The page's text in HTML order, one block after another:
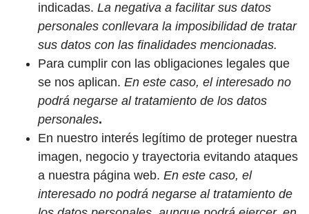
indicadas. La negativa a facilitar sus datos
personales conllevara la imposibilidad de tratar
sus datos con las finalidades mencionadas.
Para cumplir con las obligaciones legales que
se nos aplican. En este caso, el interesado no
podrá negarse al tratamiento de los datos
personales.
En nuestro interés legítimo de proteger nuestra
imagen, negocio y trayectoria evitando ataques
a nuestra página web. En este caso, el
interesado no podrá negarse al tratamiento de